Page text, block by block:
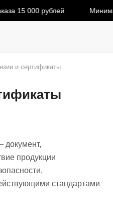
15 000 рублей
и сертификаты
документ,
продукции
стандартами